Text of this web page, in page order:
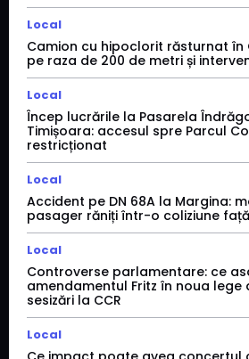
Local
Camion cu hipoclorit răsturnat în
pe raza de 200 de metri și
Local
Încep lucrările la Pasarela
Timișoara: accesul spre Parcul
restricționat
Local
Accident pe DN 68A la Margina:
pasager răniți într-o coliziune
Local
Controverse parlamentare: ce
amendamentul Fritz în noua lege
sesizări la CCR
Local